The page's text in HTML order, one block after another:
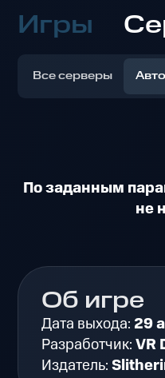
Игры
Все серверы
По заданным
не
Об игре
Дата выхода: 29
Разработчик:VR
Издатель: